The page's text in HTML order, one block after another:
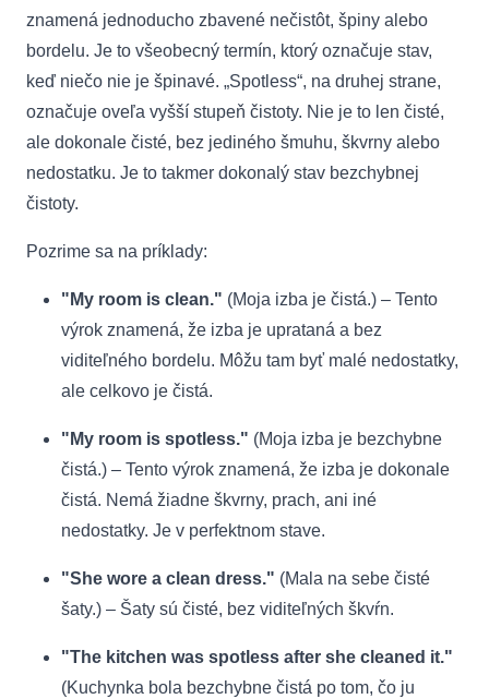
znamená jednoducho zbavené nečistôt, špiny alebo
bordelu. Je to všeobecný termín, ktorý označuje stav,
keď niečo nie je špinavé. „Spotless“, na druhej strane,
označuje oveľa vyšší stupeň čistoty. Nie je to len čisté,
ale dokonale čisté, bez jediného šmuhu, škvrny alebo
nedostatku. Je to takmer dokonalý stav bezchybnej
čistoty.
Pozrime sa na príklady:
"My room is clean." (Moja izba je čistá.) – Tento
výrok znamená, že izba je uprataná a bez
viditeľného bordelu. Môžu tam byť malé nedostatky,
ale celkovo je čistá.
"My room is spotless." (Moja izba je bezchybne
čistá.) – Tento výrok znamená, že izba je dokonale
čistá. Nemá žiadne škvrny, prach, ani iné
nedostatky. Je v perfektnom stave.
"She wore a clean dress." (Mala na sebe čisté
šaty.) – Šaty sú čisté, bez viditeľných škvŕn.
"The kitchen was spotless after she cleaned it."
(Kuchynka bola bezchybne čistá po tom, čo ju